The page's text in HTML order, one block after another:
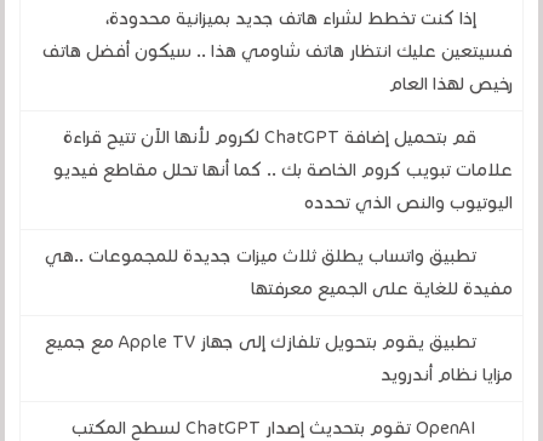
إذا كنت تخطط لشراء هاتف جديد بميزانية محدودة،
فسيتعين عليك انتظار هاتف شاومي هذا .. سيكون أفضل هاتف
رخيص لهذا العام
قم بتحميل إضافة ChatGPT لكروم لأنها الآن تتيح قراءة
علامات تبويب كروم الخاصة بك .. كما أنها تحلل مقاطع فيديو
اليوتيوب والنص الذي تحدده
تطبيق واتساب يطلق ثلاث ميزات جديدة للمجموعات ..هي
مفيدة للغاية على الجميع معرفتها
تطبيق يقوم بتحويل تلفازك إلى جهاز Apple TV مع جميع
مزايا نظام أندرويد
OpenAI تقوم بتحديث إصدار ChatGPT لسطح المكتب